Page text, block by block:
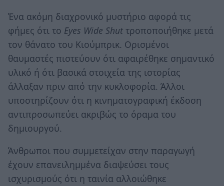
Ένα ακόμη διαχρονικό μυστήριο αφορά τις
φήμες ότι το Eyes Wide Shut τροποποιήθηκε μετά
τον θάνατο του Κιούμπρικ. Ορισμένοι
θαυμαστές πιστεύουν ότι αφαιρέθηκε σημαντικό
υλικό ή ότι βασικά στοιχεία της ιστορίας
άλλαξαν πριν από την κυκλοφορία. Άλλοι
υποστηρίζουν ότι η κινηματογραφική έκδοση
αντιπροσωπεύει ακριβώς το όραμα του
δημιουργού.
Άνθρωποι που συμμετείχαν στην παραγωγή
έχουν επανειλημμένα διαψεύσει τους
ισχυρισμούς ότι η ταινία αλλοιώθηκε